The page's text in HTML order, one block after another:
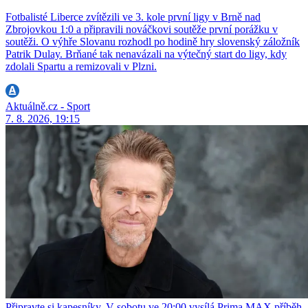
Fotbalisté Liberce zvítězili ve 3. kole první ligy v Brně nad
Zbrojovkou 1:0 a připravili nováčkovi soutěže první porážku v
soutěži. O výhře Slovanu rozhodl po hodině hry slovenský záložník
Patrik Dulay. Brňané tak nenavázali na výtečný start do ligy, kdy
zdolali Spartu a remizovali v Plzni.
Aktuálně.cz - Sport
7. 8. 2026, 19:15